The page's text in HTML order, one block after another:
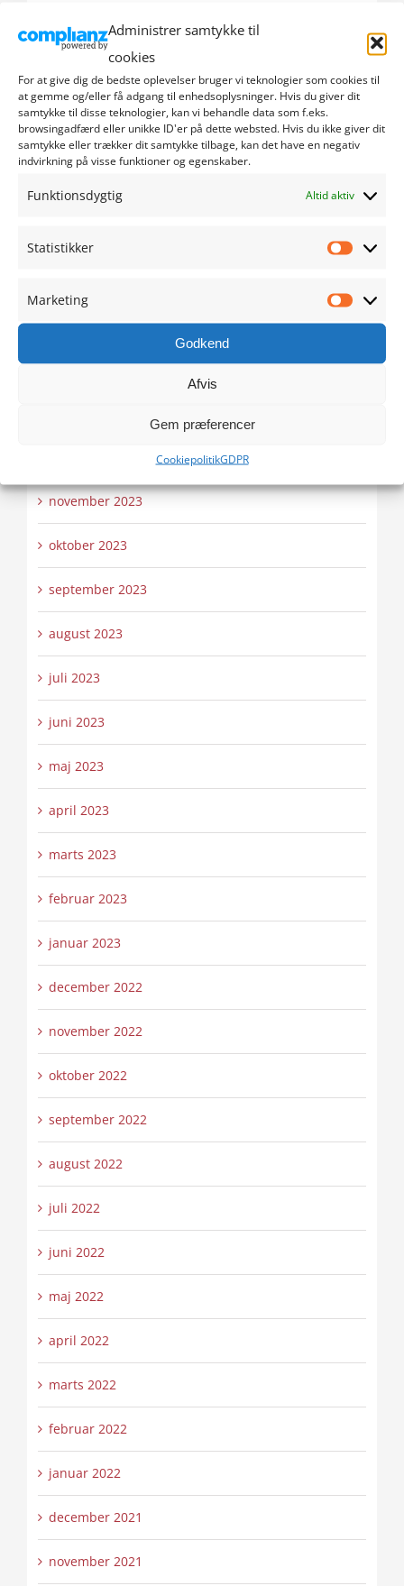
Administrer samtykke til
cookies
For at give dig de bedste oplevelser bruger vi teknologier som cookies til
at gemme og/eller få adgang til enhedsoplysninger. Hvis du giver dit
samtykke til disse teknologier, kan vi behandle data som f.eks.
browsingadfærd eller unikke ID'er på dette websted. Hvis du ikke giver dit
samtykke eller trækker dit samtykke tilbage, kan det have en negativ
indvirkning på visse funktioner og egenskaber.
Funktionsdygtig Altid aktiv
Statistikker
Marketing
Godkend
Afvis
Gem præferencer
CookiepolitikGDPR
september 2024
august 2024
juli 2024
juni 2024
marts 2024
februar 2024
november 2023
oktober 2023
september 2023
august 2023
juli 2023
juni 2023
maj 2023
april 2023
marts 2023
februar 2023
januar 2023
december 2022
november 2022
oktober 2022
september 2022
august 2022
juli 2022
juni 2022
maj 2022
april 2022
marts 2022
februar 2022
januar 2022
december 2021
november 2021